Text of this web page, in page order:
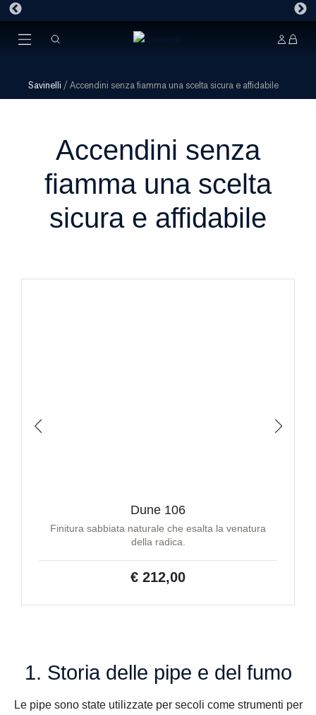
Savinelli / Accendini senza fiamma una scelta sicura e affidabile
Accendini senza
fiamma una scelta
sicura e affidabile
Dune 106
Finitura sabbiata naturale che esalta la venatura
della radica.
€ 212,00
1. Storia delle pipe e del fumo
Le pipe sono state utilizzate per secoli come strumenti per